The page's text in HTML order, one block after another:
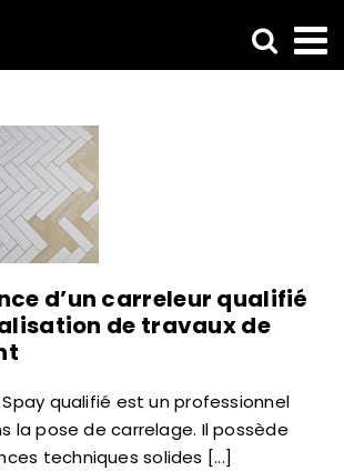
d’un carreleur qualifié
de travaux de
qualifié est un professionnel
la pose de carrelage. Il possède
techniques solides [...]